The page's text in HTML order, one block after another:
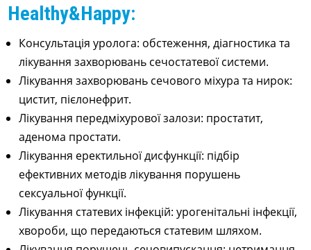
Healthy&Happy:
Консультація уролога: обстеження, діагностика та
лікування захворювань сечостатевої системи.
Лікування захворювань сечового міхура та нирок:
цистит, пієлонефрит.
Лікування передміхурової залози: простатит,
аденома простати.
Лікування еректильної дисфункції: підбір
ефективних методів лікування порушень
сексуальної функції.
Лікування статевих інфекцій: урогенітальні інфекції,
хвороби, що передаються статевим шляхом.